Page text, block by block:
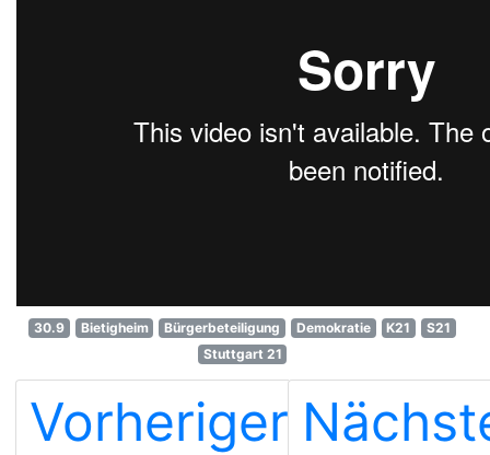
30.9 Bietigheim Bürgerbeteiligung Demokratie K21
S21
Stuttgart 21
Vorheriger